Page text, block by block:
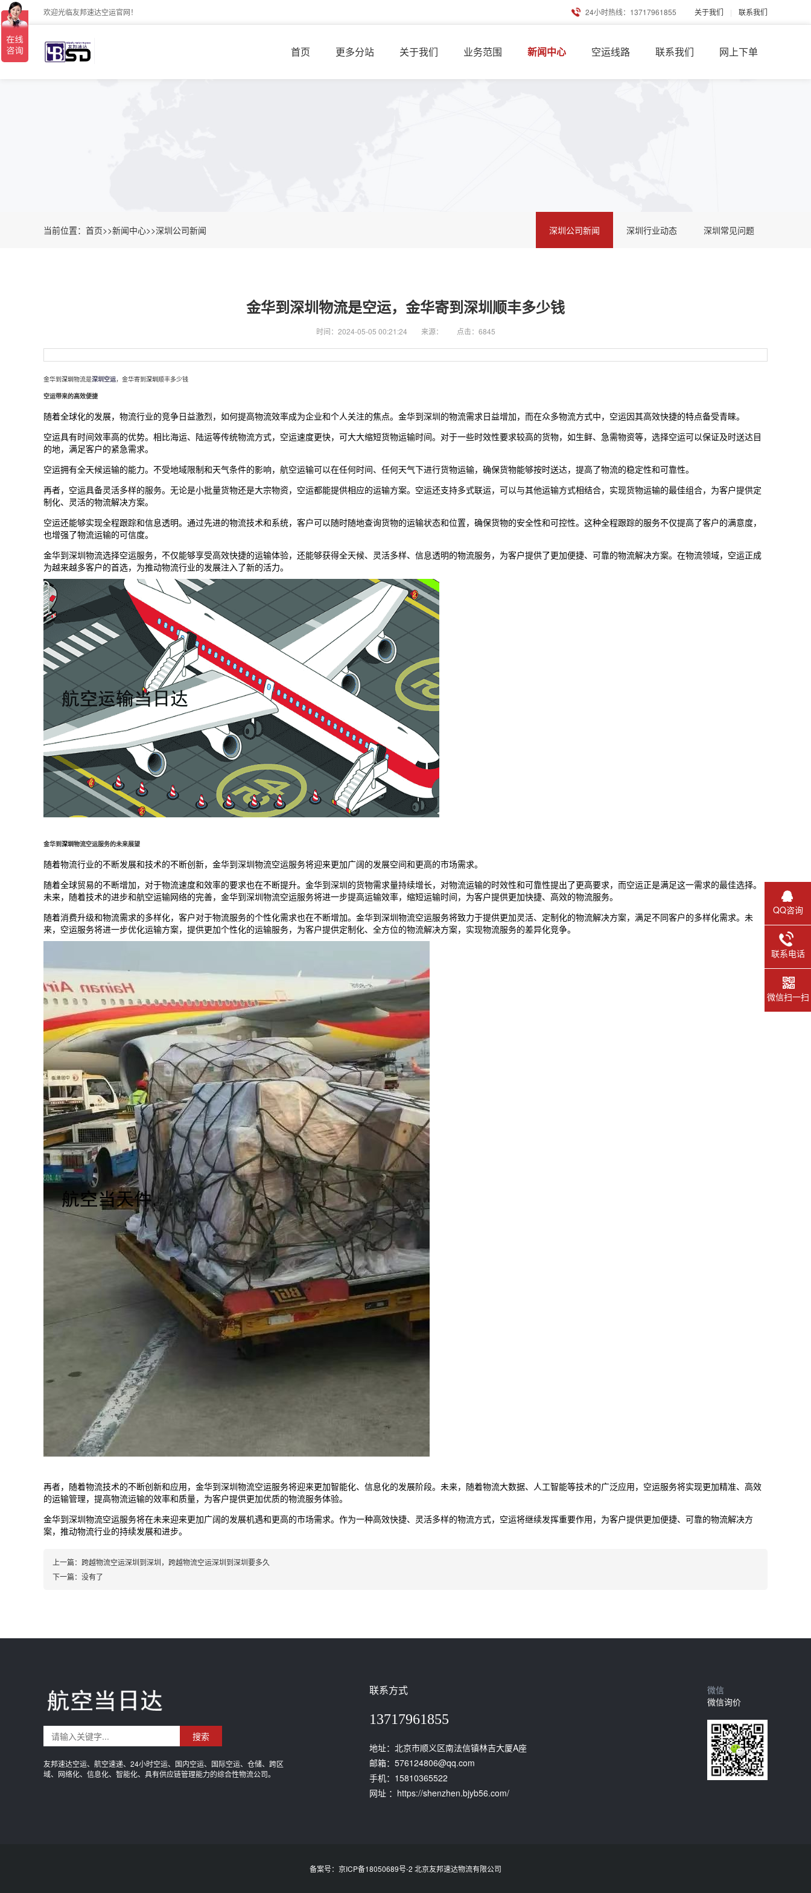
关于我们 | 联系我们
24小时热线：13717961855
欢迎光临友邦速达空运官网！
首页 更多分站 关于我们 业务范围 新闻中心 空运线路 联系我们 网上下单
当前位置： 首页>>新闻中心>>深圳公司新闻 深圳公司新闻 深圳行业动态 深圳常见问题
金华到深圳物流是空运，金华寄到深圳顺丰多少钱
时间：2024-05-05 00:21:24 来源： 点击：6845
金华到深圳物流是深圳空运，金华寄到深圳顺丰多少钱
空运带来的高效便捷
随着全球化的发展，物流行业的竞争日益激烈，如何提高物流效率成为企业和个人关注的焦点。金华到深圳的物流需求日益增加，而在众多物流方式中，空运因其高效快捷的特点备受青睐。
空运具有时间效率高的优势。相比海运、陆运等传统物流方式，空运速度更快，可大大缩短货物运输时间。对于一些时效性要求较高的货物，如生鲜、急需物资等，选择空运可以保证及时送达目
的地，满足客户的紧急需求。
空运拥有全天候运输的能力。不受地域限制和天气条件的影响，航空运输可以在任何时间、任何天气下进行货物运输，确保货物能够按时送达，提高了物流的稳定性和可靠性。
再者，空运具备灵活多样的服务。无论是小批量货物还是大宗物资，空运都能提供相应的运输方案。空运还支持多式联运，可以与其他运输方式相结合，实现货物运输的最佳组合，为客户提供定
制化、灵活的物流解决方案。
空运还能够实现全程跟踪和信息透明。通过先进的物流技术和系统，客户可以随时随地查询货物的运输状态和位置，确保货物的安全性和可控性。这种全程跟踪的服务不仅提高了客户的满意度，
也增强了物流运输的可信度。
金华到深圳物流选择空运服务，不仅能够享受高效快捷的运输体验，还能够获得全天候、灵活多样、信息透明的物流服务，为客户提供了更加便捷、可靠的物流解决方案。在物流领域，空运正成
为越来越多客户的首选，为推动物流行业的发展注入了新的活力。
金华到深圳物流空运服务的未来展望
随着物流行业的不断发展和技术的不断创新，金华到深圳物流空运服务将迎来更加广阔的发展空间和更高的市场需求。
随着全球贸易的不断增加，对于物流速度和效率的要求也在不断提升。金华到深圳的货物需求量持续增长，对物流运输的时效性和可靠性提出了更高要求，而空运正是满足这一需求的最佳选择。
未来，随着技术的进步和航空运输网络的完善，金华到深圳物流空运服务将进一步提高运输效率，缩短运输时间，为客户提供更加快捷、高效的物流服务。
随着消费升级和物流需求的多样化，客户对于物流服务的个性化需求也在不断增加。金华到深圳物流空运服务将致力于提供更加灵活、定制化的物流解决方案，满足不同客户的多样化需求。未
来，空运服务将进一步优化运输方案，提供更加个性化的运输服务，为客户提供定制化、全方位的物流解决方案，实现物流服务的差异化竞争。
再者，随着物流技术的不断创新和应用，金华到深圳物流空运服务将迎来更加智能化、信息化的发展阶段。未来，随着物流大数据、人工智能等技术的广泛应用，空运服务将实现更加精准、高效
的运输管理，提高物流运输的效率和质量，为客户提供更加优质的物流服务体验。
金华到深圳物流空运服务将在未来迎来更加广阔的发展机遇和更高的市场需求。作为一种高效快捷、灵活多样的物流方式，空运将继续发挥重要作用，为客户提供更加便捷、可靠的物流解决方
案，推动物流行业的持续发展和进步。
上一篇： 跨越物流空运深圳到深圳，跨越物流空运深圳到深圳要多久
下一篇： 没有了
搜索
友邦速达空运、航空速递、24小时空运、国内空运、国际空运、仓储、跨区
域、网络化、信息化、智能化、具有供应链管理能力的综合性物流公司。
联系方式
13717961855
地址：北京市顺义区南法信镇林吉大厦A座
邮箱：576124806@qq.com
手机：15810365522
网址 ：https://shenzhen.bjyb56.com/
微信
微信询价
备案号：京ICP备18050689号-2 北京友邦速达物流有限公司
QQ咨询
联系电话
微信扫一扫